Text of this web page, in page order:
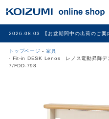
2026.08.03 【お盆期間中の出荷のご
トップページ
家具
Fit-in DESK Lenos レノス電動昇降デ
7/FDD-798
WEB限定品
調理家電